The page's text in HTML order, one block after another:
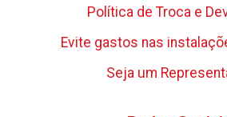
Política de Troca e
Evite gastos nas
Seja um